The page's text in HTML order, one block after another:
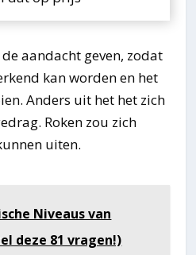
aandacht geven, zodat
kan worden en het
Anders uit het het zich
Roken zou zich
uiten.
Niveaus van
deze 81 vragen!)